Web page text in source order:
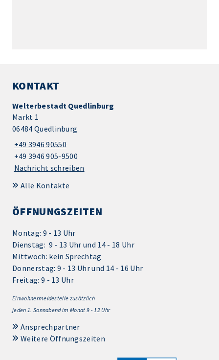
KONTAKT
Welterbestadt Quedlinburg
Markt 1
06484 Quedlinburg
+49 3946 90550
+49 3946 905-9500
Nachricht schreiben
Alle Kontakte
ÖFFNUNGSZEITEN
Montag: 9 - 13 Uhr
Dienstag: 9 - 13 Uhr und 14 - 18 Uhr
Mittwoch: kein Sprechtag
Donnerstag: 9 - 13 Uhr und 14 - 16 Uhr
Freitag: 9 - 13 Uhr
Einwohnermeldestelle zusätzlich
jeden 1. Sonnabend im Monat 9 - 12 Uhr
Ansprechpartner
Weitere Öffnungszeiten